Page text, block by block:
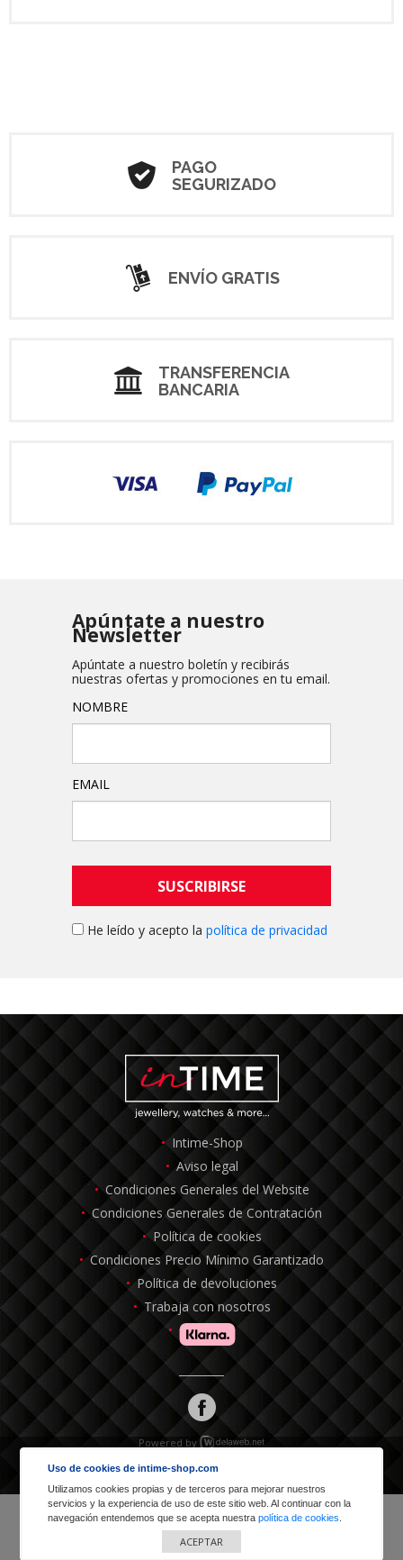
PAGO
SEGURIZADO
ENVÍO GRATIS
TRANSFERENCIA
BANCARIA
Apúntate a nuestro
Newsletter
Apúntate a nuestro boletín y recibirás
nuestras ofertas y promociones en tu email.
NOMBRE
EMAIL
SUSCRIBIRSE
He leído y acepto la política de privacidad
Intime-Shop
Aviso legal
Condiciones Generales del Website
Condiciones Generales de Contratación
Política de cookies
Condiciones Precio Mínimo Garantizado
Política de devoluciones
Trabaja con nosotros
Powered by
Uso de cookies de intime-shop.com
Utilizamos cookies propias y de terceros para mejorar nuestros
servicios y la experiencia de uso de este sitio web. Al continuar con la
navegación entendemos que se acepta nuestrapolítica de cookies
ACEPTAR